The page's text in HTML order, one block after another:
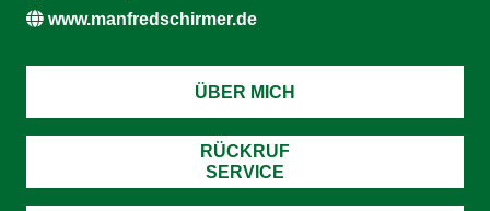
www.manfredschirmer.de
ÜBER MICH
RÜCKRUF
SERVICE